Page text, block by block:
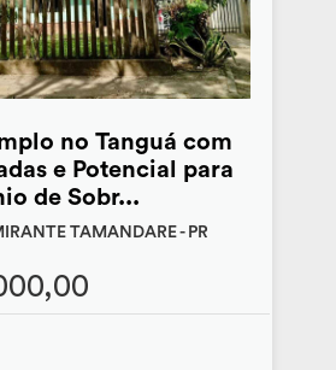
no Tanguá com
e Potencial para
de Sobr...
TAMANDARE - PR